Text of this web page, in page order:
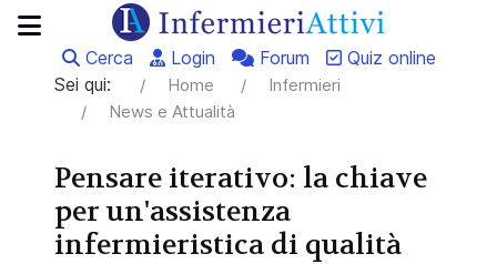
Cerca Login Forum
Quiz online
Sei qui:
Home
Infermieri
News e Attualità
Pensare iterativo: la chiave
per un'assistenza
infermieristica di qualità